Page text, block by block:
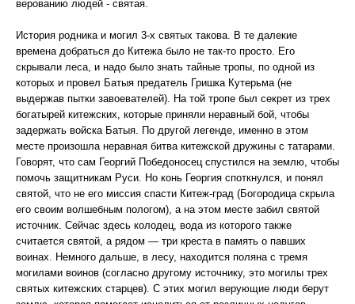
верованию людей - святая.
История родника и могил 3-х святых такова. В те далекие
времена добраться до Китежа было не так-то просто. Его
скрывали леса, и надо было знать тайные тропы, по одной из
которых и провел Батыя предатель Гришка Кутерьма (не
выдержав пытки завоевателей). На той тропе был секрет из трех
богатырей китежских, которые приняли неравный бой, чтобы
задержать войска Батыя. По другой легенде, именно в этом
месте произошла неравная битва китежской дружины с татарами.
Говорят, что сам Георгий Победоносец спустился на землю, чтобы
помочь защитникам Руси. Но конь Георгия споткнулся, и понял
святой, что не его миссия спасти Китеж-град (Богородица скрыла
его своим волшебным пологом), а на этом месте забил святой
источник. Сейчас здесь колодец, вода из которого также
считается святой, а рядом — три креста в память о павших
воинах. Немного дальше, в лесу, находится поляна с тремя
могилами воинов (согласно другому источнику, это могилы трех
святых китежских старцев). С этих могил верующие люди берут